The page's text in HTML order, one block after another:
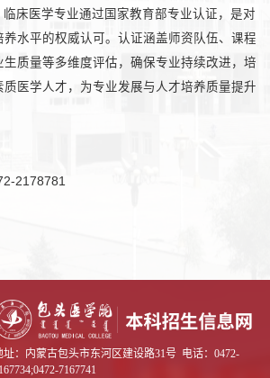
床医学专业通过国家教育部专业认证，是对
水平的权威认可。认证涵盖师资队伍、课程
质量等多维度评估，确保专业持续改进，培
医学人才，为专业发展与人才培养质量提升
2178781
址：内蒙古包头市东河区建设路31号 电话：0472-
7167741